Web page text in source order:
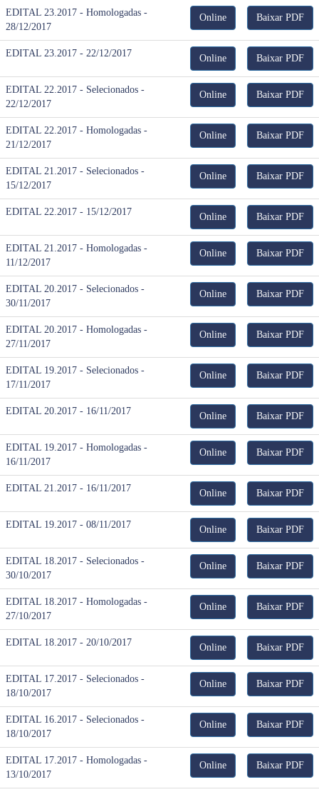
EDITAL 23.2017 - Homologadas -
28/12/2017
Online Baixar PDF
EDITAL 23.2017 - 22/12/2017 Online Baixar PDF
EDITAL 22.2017 - Selecionados -
22/12/2017
Online Baixar PDF
EDITAL 22.2017 - Homologadas -
21/12/2017
Online Baixar PDF
EDITAL 21.2017 - Selecionados -
15/12/2017
Online Baixar PDF
EDITAL 22.2017 - 15/12/2017 Online Baixar PDF
EDITAL 21.2017 - Homologadas -
11/12/2017
Online Baixar PDF
EDITAL 20.2017 - Selecionados -
30/11/2017
Online Baixar PDF
EDITAL 20.2017 - Homologadas -
27/11/2017
Online Baixar PDF
EDITAL 19.2017 - Selecionados -
17/11/2017
Online Baixar PDF
EDITAL 20.2017 - 16/11/2017 Online Baixar PDF
EDITAL 19.2017 - Homologadas -
16/11/2017
Online Baixar PDF
EDITAL 21.2017 - 16/11/2017 Online Baixar PDF
EDITAL 19.2017 - 08/11/2017 Online Baixar PDF
EDITAL 18.2017 - Selecionados -
30/10/2017
Online Baixar PDF
EDITAL 18.2017 - Homologadas -
27/10/2017
Online Baixar PDF
EDITAL 18.2017 - 20/10/2017 Online Baixar PDF
EDITAL 17.2017 - Selecionados -
18/10/2017
Online Baixar PDF
EDITAL 16.2017 - Selecionados -
18/10/2017
Online Baixar PDF
EDITAL 17.2017 - Homologadas -
13/10/2017
Online Baixar PDF